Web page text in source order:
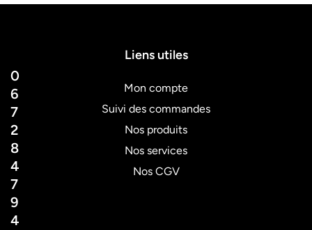
0
6
7
2
8
4
7
9
4
Liens utiles
Mon compte
Suivi des commandes
Nos produits
Nos services
Nos CGV